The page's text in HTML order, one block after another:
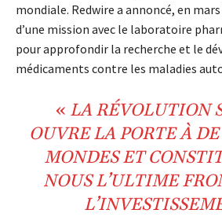
mondiale. Redwire a annoncé, en
d’une mission avec le laboratoire
pour approfondir la recherche et le
médicaments contre les maladies
« LARÉVOLUTION
OUVRE LA PORTE À
MONDES ET
NOUS L’ULTIME
L’